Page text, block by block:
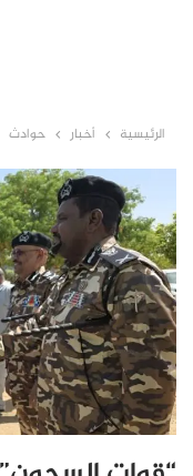
الرئيسية أخبار حوادث